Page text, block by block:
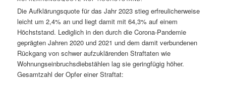
Die Aufklärungsquote für das Jahr 2023 stieg erfreulicherweise
leicht um 2,4% an und liegt damit mit 64,3% auf einem
Höchststand. Lediglich in den durch die Corona-Pandemie
geprägten Jahren 2020 und 2021 und dem damit verbundenen
Rückgang von schwer aufzuklärenden Straftaten wie
Wohnungseinbruchsdiebstählen lag sie geringfügig höher.
Gesamtzahl der Opfer einer Straftat: